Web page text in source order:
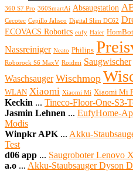
360 S7 Pro 360SmartAi Absaugstation
Cecotec Cepillo Jalisco Digital Slim DC62
ECOVACS Robotics eufy Haier HomBot
Nassreiniger Neato Philips
Roborock S6 MaxV Roidmi Saugwischer
Waschsauger Wischmop
WLAN Xiaomi Xiaomi Mi Xiaomi Mi
Keckin ... Tineco-Floor-One-S3-
Jasmin Lehnen ... EufyHome-
Modis
Winpkr APK ... Akku-
Test
d06 app ... Saugroboter Lenovo
a.o ... Akku-Staubsauger Dyson